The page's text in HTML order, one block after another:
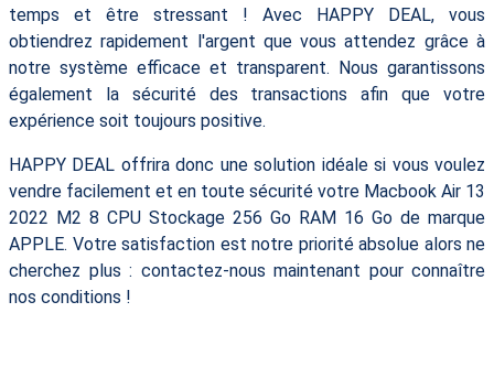
temps et être stressant ! Avec HAPPY DEAL, vous
obtiendrez rapidement l'argent que vous attendez grâce à
notre système efficace et transparent. Nous garantissons
également la sécurité des transactions afin que votre
expérience soit toujours positive.
HAPPY DEAL offrira donc une solution idéale si vous voulez
vendre facilement et en toute sécurité votre Macbook Air 13
2022 M2 8 CPU Stockage 256 Go RAM 16 Go de marque
APPLE. Votre satisfaction est notre priorité absolue alors ne
cherchez plus : contactez-nous maintenant pour connaître
nos conditions !